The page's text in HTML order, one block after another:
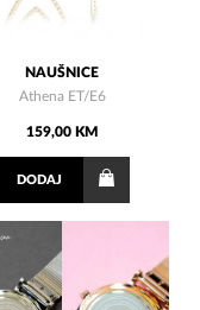
NAUŠNICE
Athena ET/E6
159,00 KM
DODAJ